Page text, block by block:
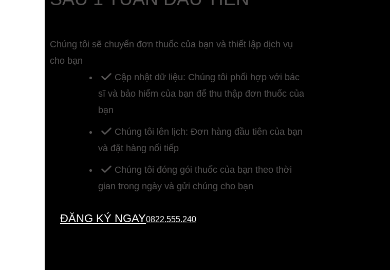
Chúng tôi sẽ chuyển đơn thuốc của bạn và thiết lập dịch vụ
cho bạn
Cập nhật dữ liệu: Chúng tôi phối hợp với bác
sĩ và bảo hiểm của bạn để thu thập đơn thuốc của
bạn
Chúng tôi lên lịch: Đơn hàng đầu tiên của bạn
và đặt hàng nối tiếp
Chúng tôi đóng gói thuốc của bạn theo thời
gian trong ngày và gửi chúng cho bạn
ĐĂNG KÝ NGAY0822.555.240